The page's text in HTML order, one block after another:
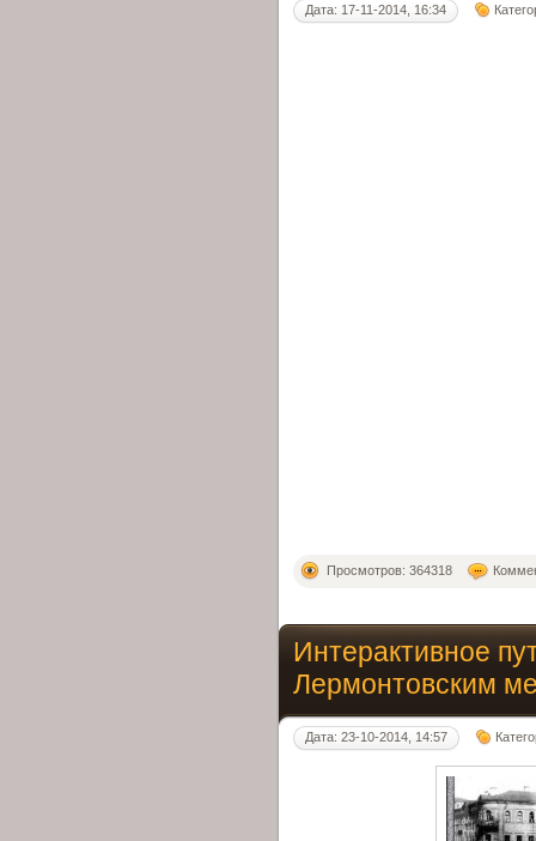
Дата: 17-11-2014, 16:34
Просмотров: 364318
Интерактивное
Лермонтовским
Дата: 23-10-2014, 14:57